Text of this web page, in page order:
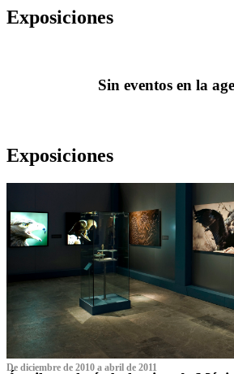
Exposiciones
Sin eventos en la
Exposiciones
De diciembre de 2010 a abril de 2011